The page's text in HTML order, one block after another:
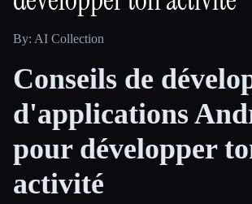
Comparer les outils
Toutes les catégories
À propos
By: AI Collection
Conseils de
d'applications
pour développer
activité